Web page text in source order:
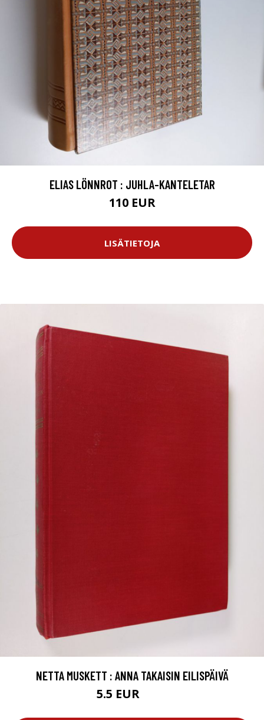
ELIAS LÖNNROT : JUHLA-KANTELETAR
110 EUR
LISÄTIETOJA
NETTA MUSKETT : ANNA TAKAISIN EILISPÄIVÄ
5.5 EUR